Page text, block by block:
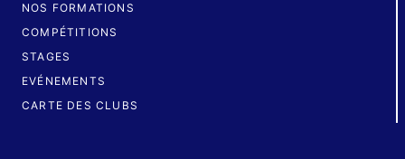
NOS FORMATIONS
COMPÉTITIONS
STAGES
EVÉNEMENTS
CARTE DES CLUBS